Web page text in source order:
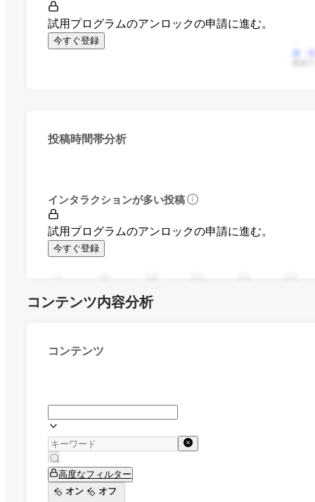
試用プログラムのアンロックの申請に進む。
今すぐ登録
投稿時間帯分析
インタラクションが多い投稿
試用プログラムのアンロックの申請に進む。
今すぐ登録
コンテンツ内容分析
コンテンツ
高度なフィルター
オン
オフ